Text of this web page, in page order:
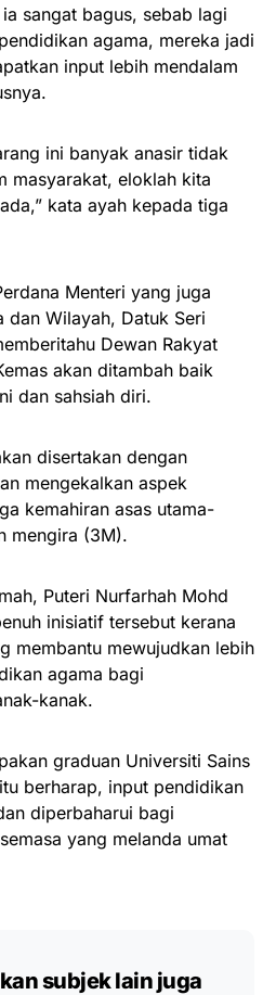
sangat bagus, sebab lagi
agama, mereka jadi
input lebih mendalam
ini banyak anasir tidak
masyarakat, eloklah kita
kata ayah kepada tiga
Menteri yang juga
dan Wilayah, Datuk Seri
Dewan Rakyat
akan ditambah baik
dan sahsiah diri.
disertakan dengan
mengekalkan aspek
kemahiran asas utama-
mengira (3M).
Puteri Nurfarhah Mohd
inisiatif tersebut kerana
membantu mewujudkan lebih
agama bagi
kanak.
graduan Universiti Sains
berharap, input pendidikan
diperbaharui bagi
yang melanda umat
subjek lain juga